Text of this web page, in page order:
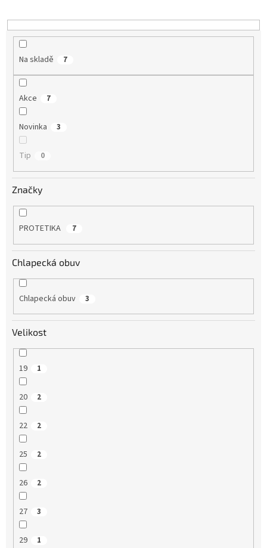
k
t
Na skladě 7
Akce 7
Novinka 3
Tip 0
Značky
PROTETIKA 7
Chlapecká obuv
Chlapecká obuv 3
Velikost
19 1
20 2
22 2
25 2
26 2
27 3
29 1